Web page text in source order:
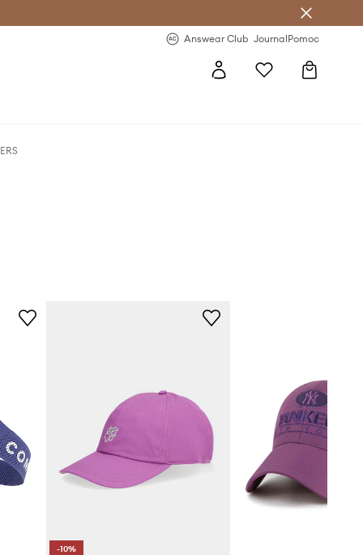
Answear Club JournalPomoc
-10%